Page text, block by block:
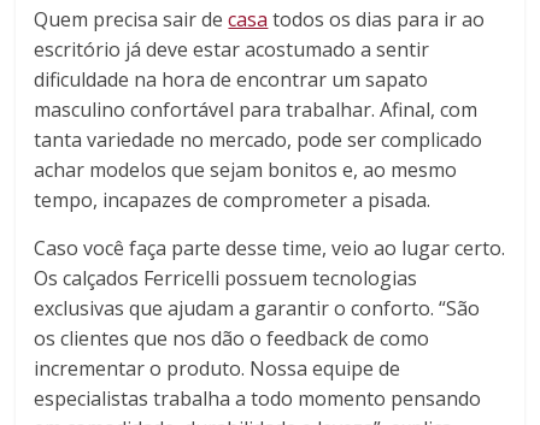
Quem precisa sair decasa todos os dias para ir ao
escritório já deve estar acostumado a sentir
dificuldade na hora de encontrar um sapato
masculino confortável para trabalhar. Afinal, com
tanta variedade no mercado, pode ser complicado
achar modelos que sejam bonitos e, ao mesmo
tempo, incapazes de comprometer a pisada.
Caso você faça parte desse time, veio ao lugar certo.
Os calçados Ferricelli possuem tecnologias
exclusivas que ajudam a garantir o conforto. “São
os clientes que nos dão o feedback de como
incrementar o produto. Nossa equipe de
especialistas trabalha a todo momento pensando